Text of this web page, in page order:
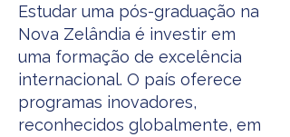
Estudar uma pós-graduação na
Nova Zelândia é investir em
uma formação de excelência
internacional. O país oferece
programas inovadores,
reconhecidos globalmente, em